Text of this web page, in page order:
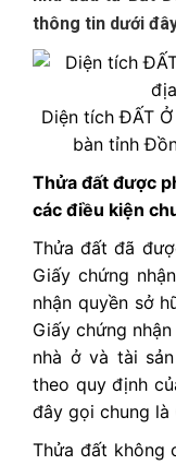
thông tin dưới
Diện tích ĐẤT
bàn tỉnh
Thửa đất được
các điều kiện
Thửa đất đã
Giấy chứng
nhận quyền sở
Giấy chứng
nhà ở và tài
theo quy định
đây gọi chung là
Thửa đất không